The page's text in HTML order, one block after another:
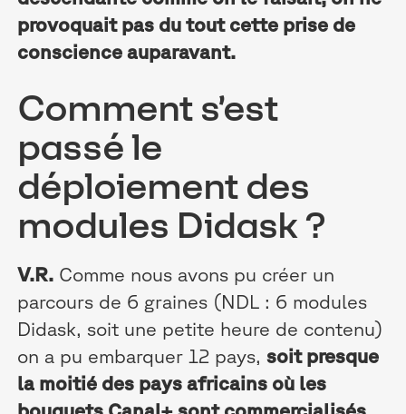
provoquait pas du tout cette prise de
conscience auparavant.
Comment s’est
passé le
déploiement des
modules Didask ?
V.R. Comme nous avons pu créer un
parcours de 6 graines (NDL : 6 modules
Didask, soit une petite heure de contenu)
on a pu embarquer 12 pays,soit presque
la moitié des pays africains où les